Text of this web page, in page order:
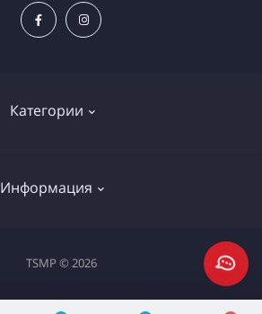
Категории
Электроинструменты
Информация
Доставка и оплата
TSMP © 2026